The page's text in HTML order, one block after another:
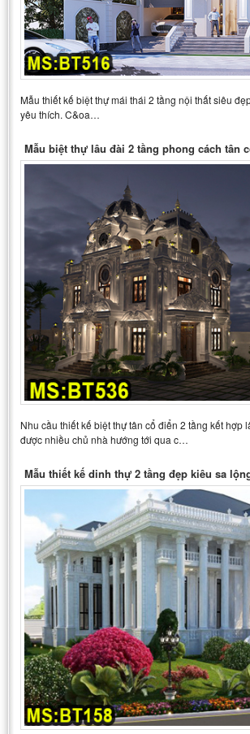
Mẫu thiết kế biệt thự mái thái 2 tầng nội thất siêu
yêu thích. C&oa…
Mẫu biệt thự lâu đài 2 tầng phong cách tân
Nhu cầu thiết kế biệt thự tân cổ điển 2 tầng kết hợp
được nhiều chủ nhà hướng tới qua c…
Mẫu thiết kế dinh thự 2 tầng đẹp kiêu sa